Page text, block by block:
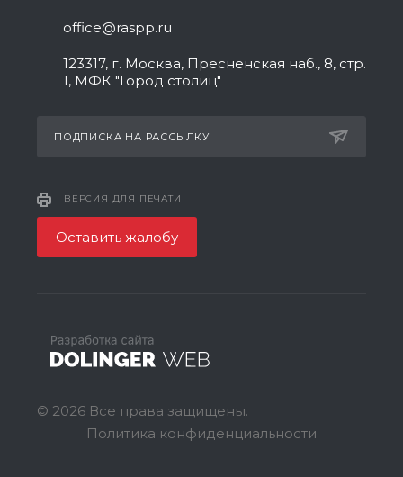
office@raspp.ru
123317, г. Москва, Пресненская наб., 8, стр.
1, МФК "Город столиц"
ПОДПИСКА НА РАССЫЛКУ
ВЕРСИЯ ДЛЯ ПЕЧАТИ
Оставить жалобу
© 2026 Все права защищены.
Политика конфиденциальности